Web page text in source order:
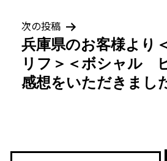
ー
シ
ョ
次の投稿
兵庫県のお客様より
リフ＞＜ボシャル
感想をいただきまし